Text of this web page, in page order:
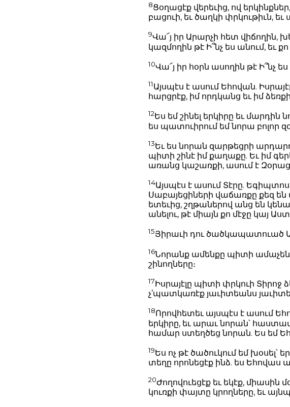
8Ցօղացէք վերեւից, ով
բացուի, եւ ծաղկի փրկութիւն,
9Վա՜յ իր Արարչի հետ վիճողին,
կազմողին թէ Ի՞նչ ես անում, եւ
10Վա՜յ իր հօրն ասողին թէ Ի՞նչ ես
11Այսպէս է ասում Եհովան.
հարցրէք, իմ որդկանց եւ իմ
12Ես եմ շինել երկիրը եւ մարդին
ես պատուիրում եմ նորա բոլոր
13Եւ ես նորան զարթեցրի
պիտի շինէ իմ քաղաքը. Եւ իմ
առանց կաշառքի, ասում է Զօրաց
14Այսպէս է ասում Տէրը.
Սաբայեցիների վաճառքը քեզ են
ետեւից, շղթաներով անց են
անելու, թէ միայն քո մէջը կայ
15Յիրաւի դու ծածկապատուած
16Նորանք ամենքը պիտի
շինողները։
17Իսրայէլը պիտի փրկուի Տիրոջ
չ’պատկառէք յաւիտեանս
18Որովհետեւ այսպէս է ասում
երկիրը, եւ արաւ նորան՝
համար ստեղծեց նորան. Ես եմ
19Ես ոչ թէ ծածուկում եմ խօսել՝
տեղը որոնեցէք ինձ. ես Եհովաս
20Ժողովուեցէք եւ եկէք,
կուռքի փայտը կրողները, եւ